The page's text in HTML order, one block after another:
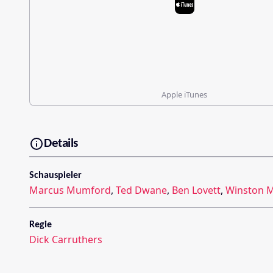
Apple iTunes
Details
Schauspieler
Marcus Mumford, Ted Dwane, Ben Lovett, Winston
Regie
Dick Carruthers